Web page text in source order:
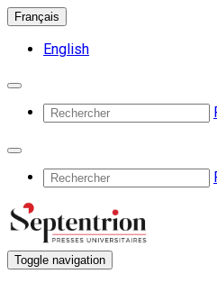
Français
English
Toggle navigation